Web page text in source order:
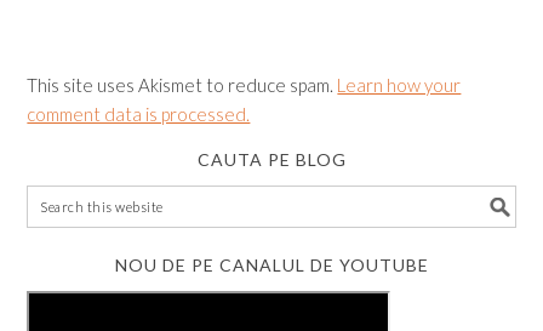
This site uses Akismet to reduce spam. Learn how your
comment data is processed.
CAUTA PE BLOG
NOU DE PE CANALUL DE YOUTUBE